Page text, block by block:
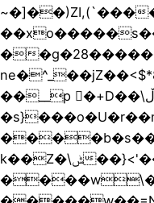
~�]��)ZI,(`���
�
��__p �+D��\ڵ�M�,���A ��`[g�?
k��Z�\ݰ��}<'��+���